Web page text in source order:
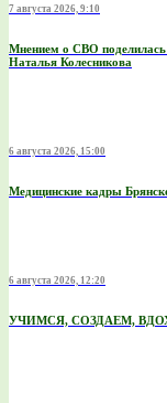
7 августа 2026, 9:10
Мнением о СВО поделилась
Наталья Колесникова
6 августа 2026, 15:00
Медицинские кадры
6 августа 2026, 12:20
УЧИМСЯ, СОЗДАЕМ,